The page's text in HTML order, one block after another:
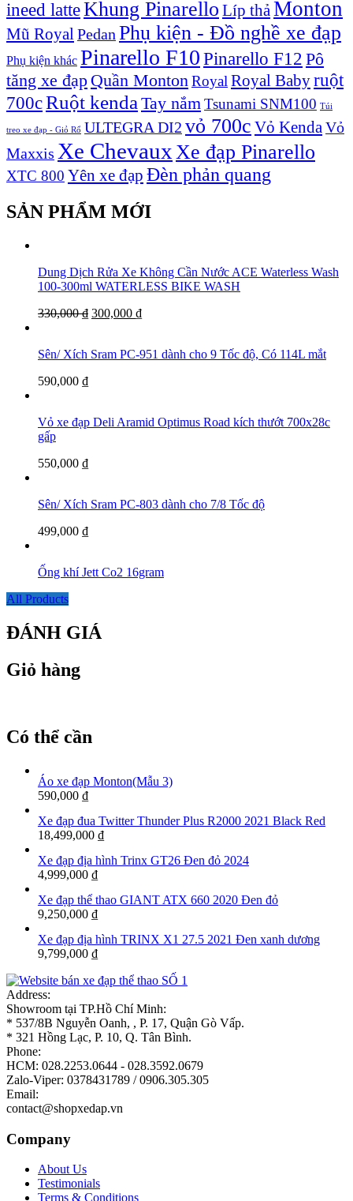
ineed latteKhung Pinarello Líp thảMonton
Mũ RoyalPedanPhụ kiện - Đồ nghề xe đạp
Phụ kiện khác Pinarello F10Pinarello F12 Pô
tăng xe đạp Quần MontonRoyalRoyal Babyruột
700cRuột kendaTay nắmTsunami SNM100 Túi
treo xe đạp - Giỏ Rổ ULTEGRA DI2 vỏ 700c Vỏ KendaVỏ
Maxxis Xe ChevauxXe đạp Pinarello
XTC 800 Yên xe đạp Đèn phản quang
SẢN PHẨM MỚI
Dung Dịch Rửa Xe Không Cần Nước ACE Waterless Wash
100-300ml WATERLESS BIKE WASH
330,000₫ 300,000 ₫
Sên/ Xích Sram PC-951 dành cho 9 Tốc độ, Có 114L mắt
590,000 ₫
Vỏ xe đạp Deli Aramid Optimus Road kích thướt 700x28c
gấp
550,000 ₫
Sên/ Xích Sram PC-803 dành cho 7/8 Tốc độ
499,000 ₫
Ống khí Jett Co2 16gram
All Products
ĐÁNH GIÁ
Giỏ hàng
Có thể cần
Áo xe đạp Monton(Mẫu 3)
590,000 ₫
Xe đạp đua Twitter Thunder Plus R2000 2021 Black Red
18,499,000 ₫
Xe đạp địa hình Trinx GT26 Đen đỏ 2024
4,999,000 ₫
Xe đạp thể thao GIANT ATX 660 2020 Đen đỏ
9,250,000 ₫
Xe đạp địa hình TRINX X1 27.5 2021 Đen xanh dương
9,799,000 ₫
Address:
Showroom tại TP.Hồ Chí Minh:
* 537/8B Nguyễn Oanh, , P. 17, Quận Gò Vấp.
* 321 Hồng Lạc, P. 10, Q. Tân Bình.
Phone:
HCM: 028.2253.0644 - 028.3592.0679
Zalo-Viper: 0378431789 / 0906.305.305
Email:
contact@shopxedap.vn
Company
About Us
Testimonials
Terms & Conditions